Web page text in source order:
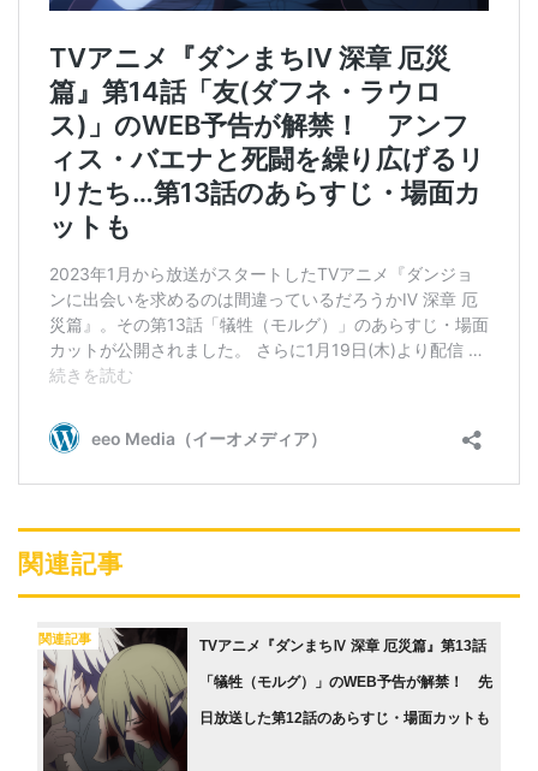
関連記事
関連記事 TVアニメ『ダンまちⅣ 深章 厄災篇』第13話
「犠牲（モルグ）」のWEB予告が解禁！ 先
日放送した第12話のあらすじ・場面カットも